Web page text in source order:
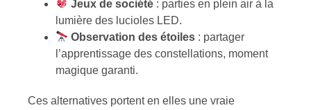
Jeux de société : parties en plein air à la
lumière des lucioles LED.
Observation des étoiles : partager
l’apprentissage des constellations, moment
magique garanti.
Ces alternatives portent en elles une vraie